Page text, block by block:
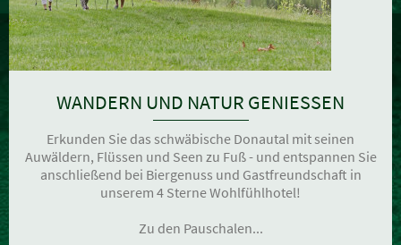
WANDERN UND NATUR GENIESSEN
Erkunden Sie das schwäbische Donautal mit seinen
Auwäldern, Flüssen und Seen zu Fuß - und entspannen Sie
anschließend bei Biergenuss und Gastfreundschaft in
unserem 4 Sterne Wohlfühlhotel!
Zu den Pauschalen...